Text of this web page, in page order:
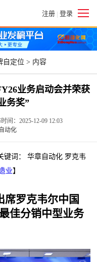
注册 | 登录
自定位 > 内容
业务启动会并荣获
务奖”
：2025-12-09 12:03
动化
词： 华章自动化 罗克韦
业】
席罗克韦尔中国
佳分销中型业务